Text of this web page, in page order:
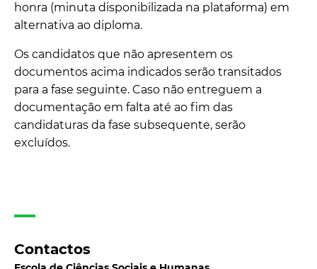
honra (minuta disponibilizada na plataforma) em
alternativa ao diploma.
Os candidatos que não apresentem os
documentos acima indicados serão transitados
para a fase seguinte. Caso não entreguem a
documentação em falta até ao fim das
candidaturas da fase subsequente, serão
excluídos.
Contactos